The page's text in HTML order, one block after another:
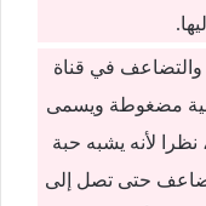
والتضاعف في قناة
فتصل إلى 8 خلايا ثم 16 خلية مضغوطة ويسمى
نظرا لأنه يشبه حبة
حتى تصل إلى